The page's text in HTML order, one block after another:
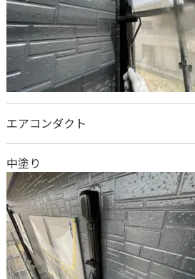
エアコンダクト
中塗り